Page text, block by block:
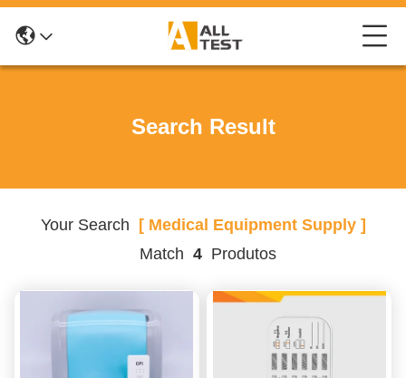
Search Result
Your Search [ Medical Equipment Supply ]
Match 4Produtos